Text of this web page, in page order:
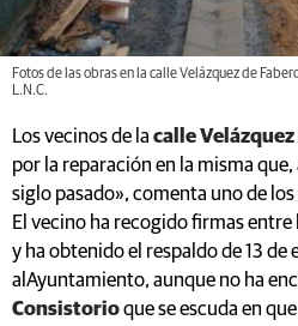
Fotos de las obras en la calle Velázquez de
L.N.C.
Los vecinos de la calle Velázquez
por la reparación en la misma que,
siglo pasado», comenta uno de
El vecino ha recogido firmas entre
y ha obtenido el respaldo de 13 de
alAyuntamiento, aunque no ha
Consistorioque se escuda en